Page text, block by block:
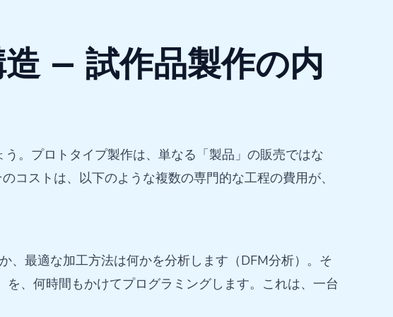
造 — 試作品製作の内
。プロトタイプ製作は、単なる「製品」の販売ではな
コストは、以下のような複数の専門的な工程の費用が、
、最適な加工方法は何かを分析します（DFM分析）。そ
、何時間もかけてプログラミングします。これは、一台